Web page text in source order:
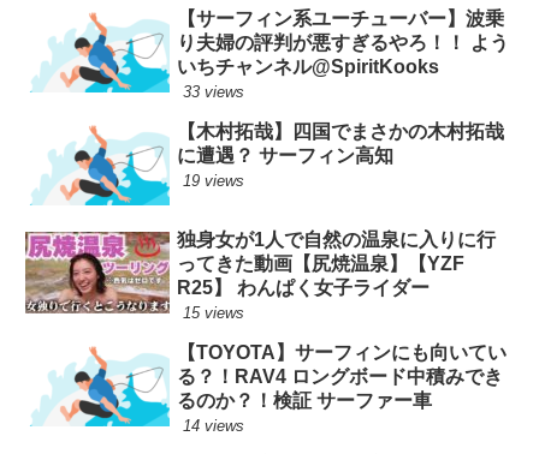
【サーフィン系ユーチューバー】波乗
り夫婦の評判が悪すぎるやろ！！ よう
いちチャンネル@SpiritKooks
33 views
【木村拓哉】四国でまさかの木村拓哉
に遭遇？ サーフィン高知
19 views
独身女が1人で自然の温泉に入りに行
ってきた動画【尻焼温泉】【YZF
R25】 わんぱく女子ライダー
15 views
【TOYOTA】サーフィンにも向いてい
る？！RAV4 ロングボード中積みでき
るのか？！検証 サーファー車
14 views